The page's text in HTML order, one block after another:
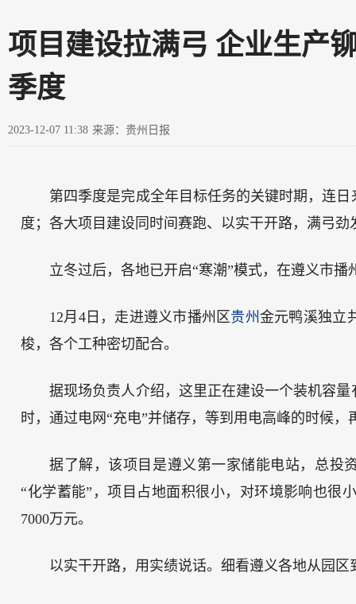
项目建设拉满弓 企业生产
季度
2023-12-07 11:38 来源：贵州日报
第四季度是完成全年目标任务的关键时期，连
度；各大项目建设同时间赛跑、以实干开路，满弓劲
立冬过后，各地已开启“寒潮”模式，在遵义市
12月4日，走进遵义市播州区贵州 金元鸭溪独立
梭，各个工种密切配合。
据现场负责人介绍，这里正在建设一个装机容
时，通过电网“充电”并储存，等到用电高峰的时候
据了解，该项目是遵义第一家储能电站，总投
“化学蓄能”，项目占地面积很小，对环境影响也很
7000万元。
以实干开路，用实绩说话。细看遵义各地从园